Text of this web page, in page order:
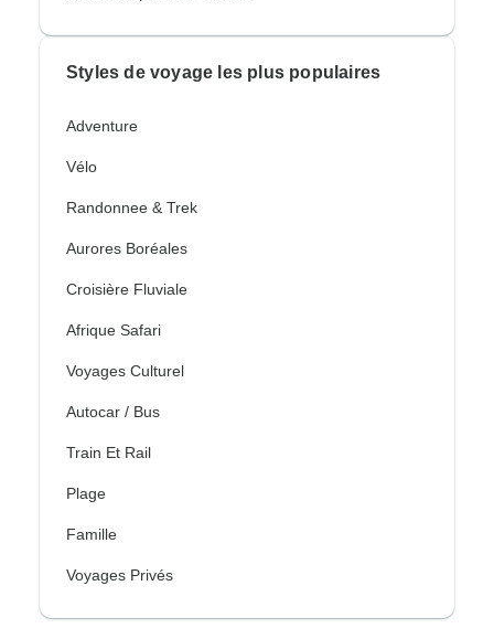
Styles de voyage les plus populaires
Adventure
Vélo
Randonnee & Trek
Aurores Boréales
Croisière Fluviale
Afrique Safari
Voyages Culturel
Autocar / Bus
Train Et Rail
Plage
Famille
Voyages Privés